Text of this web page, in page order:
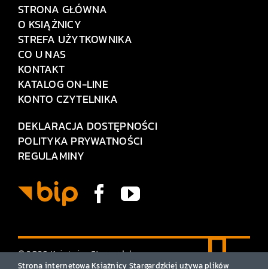
STRONA GŁÓWNA
O KSIĄŻNICY
STREFA UŻYTKOWNIKA
CO U NAS
KONTAKT
KATALOG ON-LINE
KONTO CZYTELNIKA
DEKLARACJA DOSTĘPNOŚCI
POLITYKA PRYWATNOŚCI
REGULAMINY
© 2026 Książnica Stargardzka
• Wszelkie prawa zastrzeżone
Strona internetowa Książnicy Stargardzkiej używa plików